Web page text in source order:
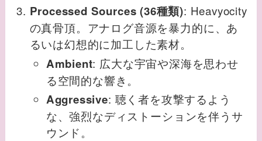
Processed Sources (36種類): Heavyocity
の真骨頂。アナログ音源を暴力的に、あ
るいは幻想的に加工した素材。
Ambient: 広大な宇宙や深海を思わせ
る空間的な響き。
Aggressive: 聴く者を攻撃するよう
な、強烈なディストーションを伴うサ
ウンド。